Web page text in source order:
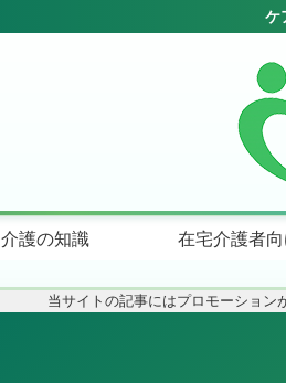
介護の知識 在宅介護者
当サイトの記事にはプロモーション